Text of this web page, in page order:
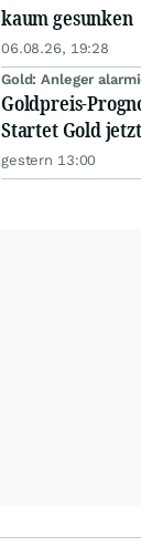
kaum gesunken
06.08.26, 19:28
Gold: Anleger
Goldpreis-
Startet Gold
gestern 13:00